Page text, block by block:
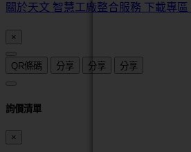
關於天文 智慧工廠整合服務 下載專區
×
QR條碼 分享 分享 分享
詢價清單
×